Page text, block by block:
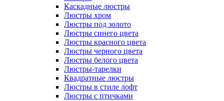
Каскадные люстры
Люстры хром
Люстры под золото
Люстры синего цвета
Люстры красного цвета
Люстры черного цвета
Люстры белого цвета
Люстры-тарелки
Квадратные люстры
Люстры в стиле лофт
Люстры с птичками